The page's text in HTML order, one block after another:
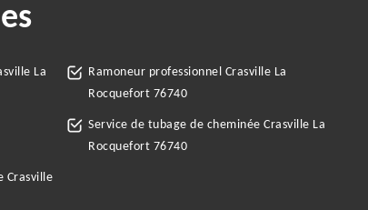
La
Crasville
Ramoneur professionnel Crasville La
Rocquefort 76740
Service de tubage de cheminée Crasville La
Rocquefort 76740